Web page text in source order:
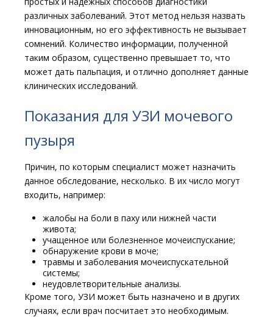
различных заболеваний. Этот метод нельзя назвать
инновационным, но его эффективность не вызывает
сомнений. Количество информации, полученной
таким образом, существенно превышает то, что
может дать пальпация, и отлично дополняет данные
клинических исследований.
Показания для УЗИ мочевого
пузыря
Причин, по которым специалист может назначить
данное обследование, несколько. В их число могут
входить, например:
жалобы на боли в паху или нижней части
живота;
учащенное или болезненное мочеиспускание;
обнаружение крови в моче;
травмы и заболевания мочеиспускательной
системы;
неудовлетворительные анализы.
Кроме того, УЗИ может быть назначено и в других
случаях, если врач посчитает это необходимым.